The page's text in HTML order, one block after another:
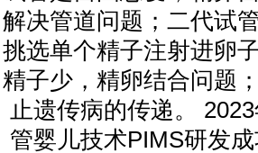
解决管道问题；二代试
挑选单个精子注射进卵
精子少，精卵结合问题
止遗传病的传递。
管婴儿技术PIMS研发